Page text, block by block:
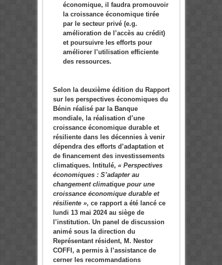
économique, il faudra promouvoir
la croissance économique tirée
par le secteur privé (e.g.
amélioration de l’accès au crédit)
et poursuivre les efforts pour
améliorer l’utilisation efficiente
des ressources.
Selon la deuxième édition du Rapport
sur les perspectives économiques du
Bénin réalisé par la Banque
mondiale, la réalisation d’une
croissance économique durable et
résiliente dans les décennies à venir
dépendra des efforts d’adaptation et
de financement des investissements
climatiques. Intitulé, « Perspectives
économiques : S’adapter au
changement climatique pour une
croissance économique durable et
résiliente », ce rapport a été lancé ce
lundi 13 mai 2024 au siège de
l’institution. Un panel de discussion
animé sous la direction du
Représentant résident, M. Nestor
COFFI, a permis à l’assistance de
cerner les recommandations